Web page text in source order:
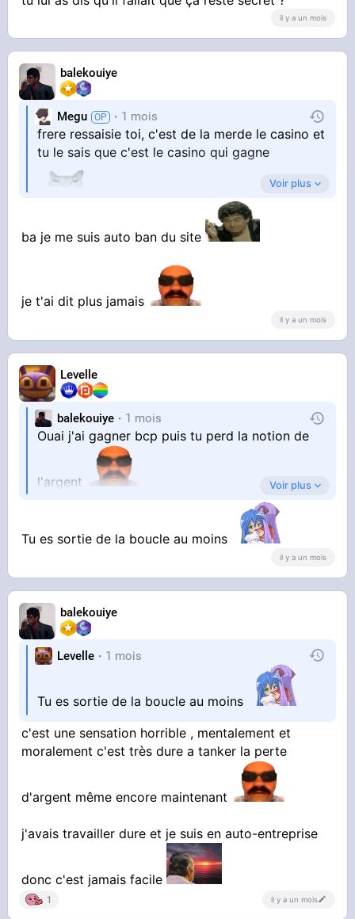
les leds de l'open space qui claque →
"demandez a B2T"
bref tfasson je suis en CDD donc je dégage
dans quelque mois
derniere fois que je fait confiance a un mec qui
il y a un mois
balekouiye
Megu 1 mois
frere ressaisie toi, c'est de la merde le casino et
tu le sais que c'est le casino qui gagne
Voir plus
ba je me suis auto ban du site
je t'ai dit plus jamais
il y a un mois
Levelle
balekouiye 1 mois
Ouai j'ai gagner bcp puis tu perd la notion de
l'argent
a cette heure-ci je suis faucher , je bosse a mon
ca ma servie de leçon
Voir plus
Tu es sortie de la boucle au moins
il y a un mois
balekouiye
Levelle 1 mois
Tu es sortie de la boucle au moins
c'est une sensation horrible , mentalement et
moralement c'est très dure a tanker la perte
d'argent même encore maintenant
j'avais travailler dure et je suis en auto-entreprise
donc c'est jamais facile
1 il y a un mois